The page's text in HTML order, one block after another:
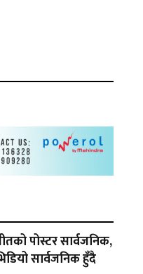
पोस्टर सार्वजनिक,
सार्वजनिक हुँदै